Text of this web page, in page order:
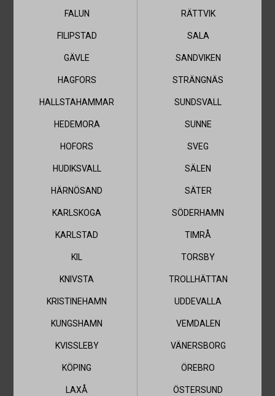
AB KARL HEDIN BYGGHANDEL
Telefon
0589-14441
Öppettider
IDAG: 06:45 - 17:00
Ring Kontakt
AVESTA
AB KARL HEDIN BYGGHANDEL
0226-86480
IDAG:07:00 - 17:00
FALUN
FILIPSTAD
GÄVLE
HAGFORS
HALLSTAHAMMAR
HEDEMORA
HOFORS
HUDIKSVALL
HÄRNÖSAND
KARLSKOGA
KARLSTAD
KIL
KNIVSTA
KRISTINEHAMN
KUNGSHAMN
KVISSLEBY
KÖPING
LAXÅ
RÄTTVIK
SALA
SANDVIKEN
STRÄNGNÄS
SUNDSVALL
SUNNE
SVEG
SÄLEN
SÄTER
SÖDERHAMN
TIMRÅ
TORSBY
TROLLHÄTTAN
UDDEVALLA
VEMDALEN
VÄNERSBORG
ÖREBRO
ÖSTERSUND